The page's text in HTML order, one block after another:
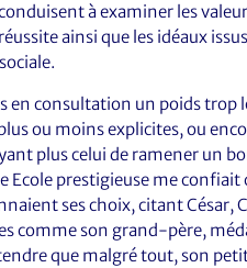
à examiner les
ainsi que les idéaux
en consultation un poids trop
ou moins explicites, ou
plus celui de ramener un
Ecole prestigieuse me
ses choix, citant César,
comme son grand-père,
que malgré tout, son